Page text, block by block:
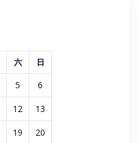
六 日
5 6
12 13
19 20